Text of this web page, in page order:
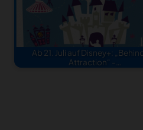
Ab 21. Juli auf Disney+:
Attraction“ -…